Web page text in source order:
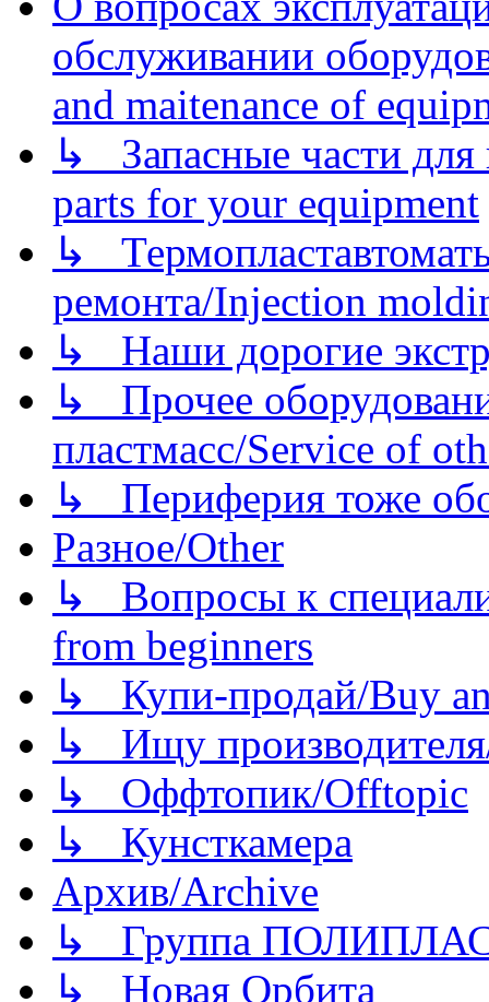
обслуживании
and maitenance of
↳ Запасные части для
parts for your equipment
↳
ремонта/Injection
↳ Наши дорогие
↳ Прочее
пластмасс/Service of
↳ Периферия тоже
Разное/Other
↳ Вопросы к
from beginners
↳ Купи-продай/Buy
↳ Ищу
↳ Оффтопик/Offtopic
↳ Кунсткамера
Архив/Archive
↳ Группа
↳ Новая Орбита